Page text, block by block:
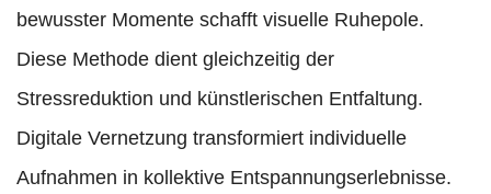
bewusster Momente schafft visuelle Ruhepole.
Diese Methode dient gleichzeitig der
Stressreduktion und künstlerischen Entfaltung.
Digitale Vernetzung transformiert individuelle
Aufnahmen in kollektive Entspannungserlebnisse.